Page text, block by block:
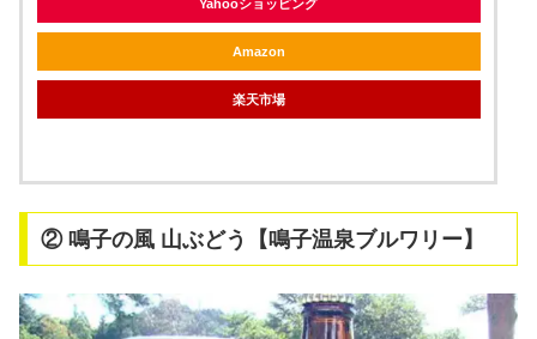
Yahooショッピング
Amazon
楽天市場
② 鳴子の風 山ぶどう【鳴子温泉ブルワリー】